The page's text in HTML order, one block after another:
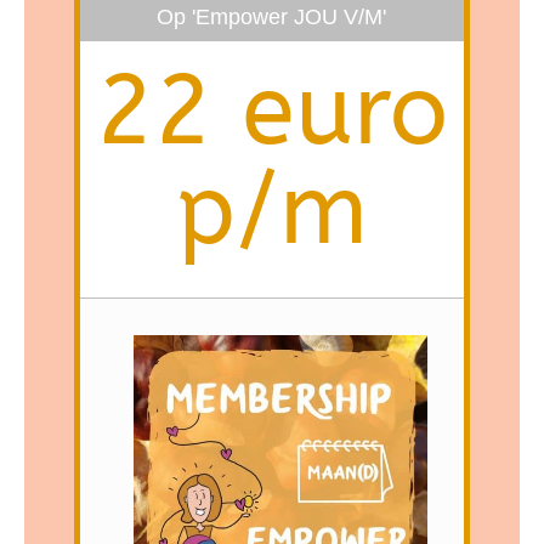
Op 'Empower JOU V/M'
22 euro
p/m